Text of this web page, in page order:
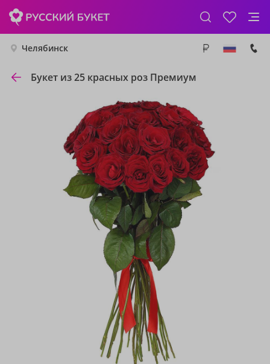
Челябинск
Букет из 25 красных роз Премиум